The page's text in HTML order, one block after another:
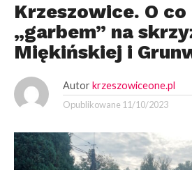
Krzeszowice. O co
„garbem” na
Miękińskiej i
Autor krzeszowiceone.pl
Opublikowane 11/10/2023